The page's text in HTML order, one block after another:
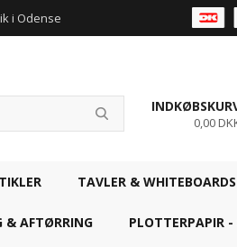
i Odense
0,00
TAVLER & WHITEBOARDS
& AFTØRRING PLOTTERPAPIR -